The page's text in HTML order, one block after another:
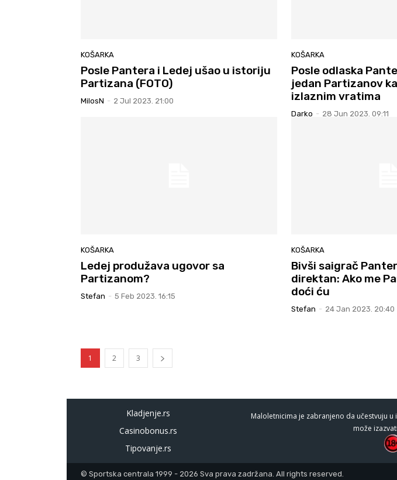
KOŠARKA
Posle Pantera i Ledej ušao u istoriju
Partizana (FOTO)
MilosN - 2 Jul 2023. 21:00
KOŠARKA
Posle odlaska
jedan Partizanov
izlaznim vratima
Darko - 28 Jun 2023. 09:11
KOŠARKA
Ledej produžava ugovor sa
Partizanom?
Stefan - 5 Feb 2023. 16:15
KOŠARKA
Bivši saigrač
direktan: Ako me
doći ću
Stefan - 24 Jan 2023. 20:40
1 2 3
Kladjenje.rs
Casinobonus.rs
Tipovanje.rs
Maloletnicima je zabranjeno da učestvuju u
može
© Sportska centrala 1999 - 2026 Sva prava zadržana. All rights reserved.